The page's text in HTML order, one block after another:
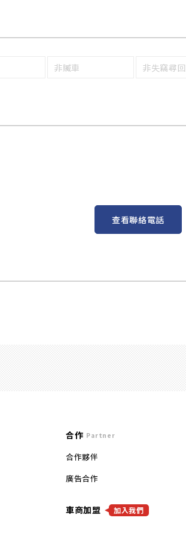
非贓車 非失竊尋
查看聯絡電話
合作 Partner
合作夥伴
廣告合作
車商加盟 加入我們